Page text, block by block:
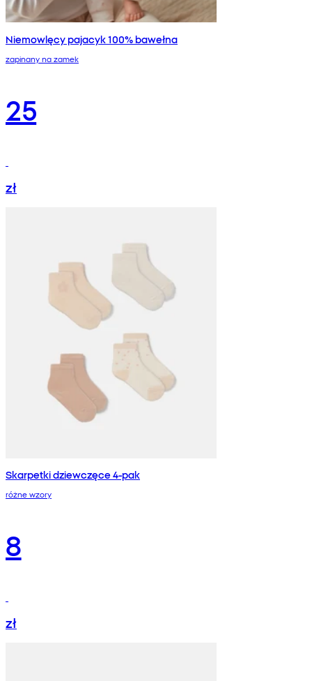
Niemowlęcy pajacyk 100% bawełna
zapinany na zamek
25
zł
Skarpetki dziewczęce 4-pak
różne wzory
8
zł